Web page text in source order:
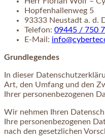
Hopfenhallenweg 5
93333 Neustadt a. d.
Telefon: 09445 / 750
E-Mail:
Grundlegendes
In dieser
Art, den Umfang und den
Ihrer personenbezogenen
Wir nehmen Ihren
Ihre personenbezogenen
nach den gesetzlichen